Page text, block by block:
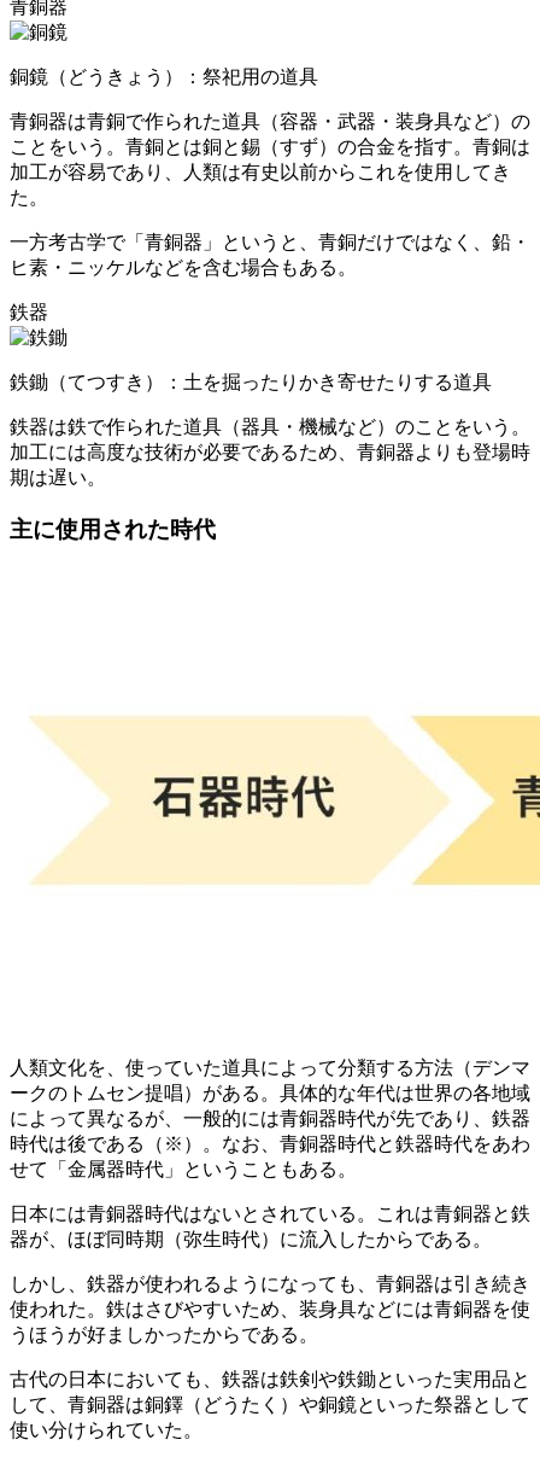
青銅器
銅鏡（どうきょう）：祭祀用の道具
青銅器は青銅で作られた道具（容器・武器・装身具など）の
ことをいう。青銅とは銅と錫（すず）の合金を指す。青銅は
加工が容易であり、人類は有史以前からこれを使用してき
た。
一方考古学で「青銅器」というと、青銅だけではなく、鉛・
ヒ素・ニッケルなどを含む場合もある。
鉄器
鉄鋤（てつすき）：土を掘ったりかき寄せたりする道具
鉄器は鉄で作られた道具（器具・機械など）のことをいう。
加工には高度な技術が必要であるため、青銅器よりも登場時
期は遅い。
主に使用された時代
人類文化を、使っていた道具によって分類する方法（デンマ
ークのトムセン提唱）がある。具体的な年代は世界の各地域
によって異なるが、一般的には青銅器時代が先であり、 鉄器
時代は後である（※）。なお、 青銅器時代と鉄器時代をあわ
せて「金属器時代」
ということもある。
日本には青銅器時代はないとされている。これは青銅器と鉄
器が、ほぼ同時期（弥生時代）に流入したからである。
しかし、 鉄器が使われるようになっても、青銅器は引き続き
使われた 。鉄はさびやすいため、装身具などには青銅器を使
うほうが好ましかったからである。
古代の日本においても、鉄器は鉄剣や鉄鋤といった実用品と
して、青銅器は銅鐸（どうたく）や銅鏡といった祭器として
使い分けられていた。